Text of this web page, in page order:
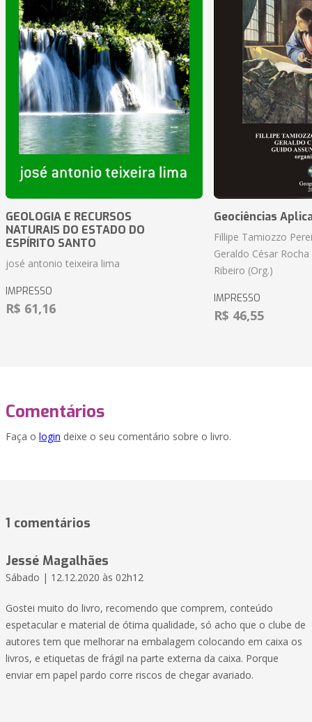
GEOLOGIA E RECURSOS
NATURAIS DO ESTADO DO
ESPÍRITO SANTO
josé antonio teixeira lima
IMPRESSO
R$ 61,16
Geociências
Fillipe Tamiozzo
Geraldo César
Ribeiro (Org.)
IMPRESSO
R$ 46,55
Comentários
Faça o login deixe o seu comentário sobre o livro.
1 comentários
Jessé Magalhães
Sábado | 12.12.2020 às 02h12
Gostei muito do livro, recomendo que comprem, conteúdo
espetacular e material de ótima qualidade, só acho que o clube de
autores tem que melhorar na embalagem colocando em caixa os
livros, e etiquetas de frágil na parte externa da caixa. Porque
enviar em papel pardo corre riscos de chegar avariado.